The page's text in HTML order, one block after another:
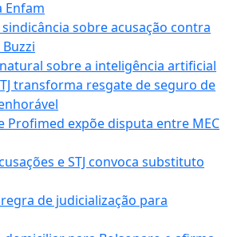
Enfam
sobre acusação contra
sobre a inteligência artificial
transforma resgate de seguro de
Profimed expõe disputa entre MEC
e STJ convoca substituto
de judicialização para